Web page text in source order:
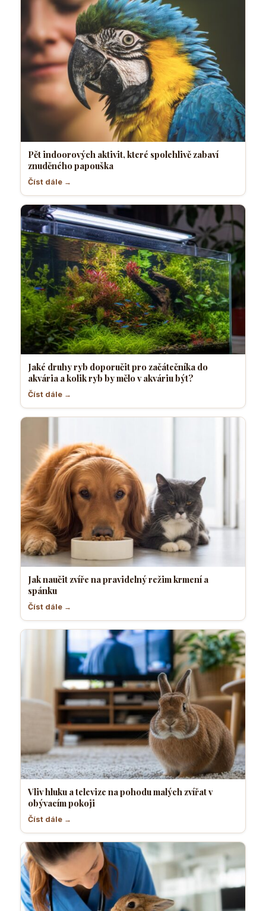
Pět indoorových aktivit, které spolehlivě zabaví
znuděného papouška
Číst dále →
Jaké druhy ryb doporučit pro začátečníka do
akvária a kolik ryb by mělo v akváriu být?
Číst dále →
Jak naučit zvíře na pravidelný režim krmení a
spánku
Číst dále →
Vliv hluku a televize na pohodu malých zvířat v
obývacím pokoji
Číst dále →